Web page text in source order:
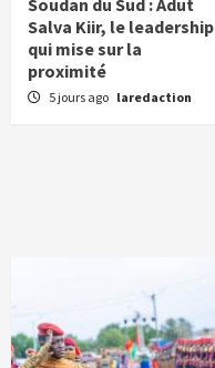
Soudan du Sud : Adut
Salva Kiir, le leadership
qui mise sur la
proximité
5 jours ago laredaction